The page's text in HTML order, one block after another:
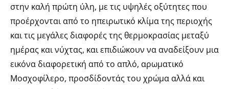
στην καλή πρώτη ύλη, με τις υψηλές οξύτητες που
προέρχονται από το ηπειρωτικό κλίμα της περιοχής
και τις μεγάλες διαφορές της θερμοκρασίας μεταξύ
ημέρας και νύχτας, και επιδιώκουν να αναδείξουν μια
εικόνα διαφορετική από το απλό, αρωματικό
Μοσχοφίλερο, προσδίδοντάς του χρώμα αλλά και